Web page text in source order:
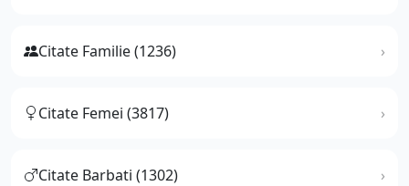
Citate Familie (1236)
Citate Femei (3817)
Citate Barbati (1302)